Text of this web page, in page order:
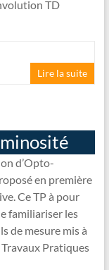
TD
Lire la suite
d’Opto-
en première
Ce TP à pour
familiariser les
de mesure mis à
Pratiques